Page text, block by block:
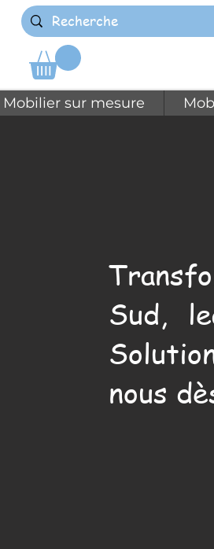
Mobilier sur mesure
Sud,
nous